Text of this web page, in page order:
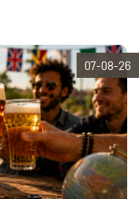
07-08-26